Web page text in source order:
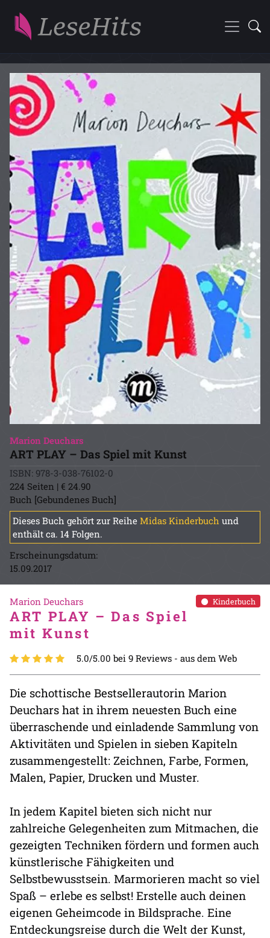
Marion Deuchars
ART PLAY – Das Spiel mit Kunst
ISBN: 978-3-038-76102-0
224 Seiten | € 24.90
Buch [Gebundenes Buch]
Dieses Buch gehört zur Reihe Midas Kinderbuch und
enthält ca. 14 Folgen.
Erscheinungsdatum:
15.09.2017
Kinderbuch
Marion Deuchars
ART PLAY – Das Spiel
mit Kunst
5.0/5.00 bei 9 Reviews - aus dem Web
Die schottische Bestsellerautorin Marion
Deuchars hat in ihrem neuesten Buch eine
überraschende und einladende Sammlung von
Aktivitäten und Spielen in sieben Kapiteln
zusammengestellt: Zeichnen, Farbe, Formen,
Malen, Papier, Drucken und Muster.
In jedem Kapitel bieten sich nicht nur
zahlreiche Gelegenheiten zum Mitmachen, die
gezeigten Techniken fördern und formen auch
künstlerische Fähigkeiten und
Selbstbewusstsein. Marmorieren macht so viel
Spaß – erlebe es selbst! Erstelle auch deinen
eigenen Geheimcode in Bildsprache. Eine
Entdeckungsreise durch die Welt der Kunst,